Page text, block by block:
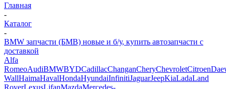
Главная
-
Каталог
-
BMW запчасти (БМВ) новые и б/у, купить автозапчасти с
доставкой
Alfa
RomeoAudiBMWBYDCadillacChanganCheryChevroletCitroen
WallHaimaHavalHondaHyundaiInfinitiJaguarJeepKiaLadaLand
RoverLexusLifanMazdaMercedes-